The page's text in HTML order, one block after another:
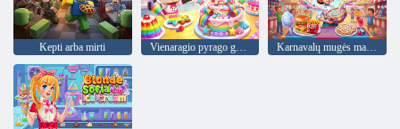
Kepti arba mirti Vienaragio pyrago gaminimo dekoravimas Karnavalų mugės maisto gamintoja